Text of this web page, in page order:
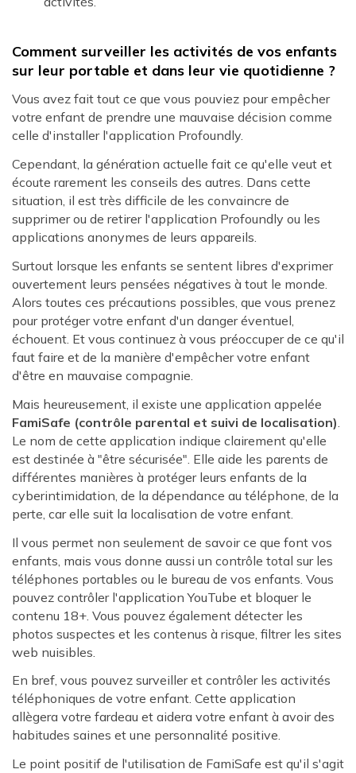
Comment surveiller les activités de vos enfants
sur leur portable et dans leur vie quotidienne ?
Vous avez fait tout ce que vous pouviez pour empêcher
votre enfant de prendre une mauvaise décision comme
celle d'installer l'application Profoundly.
Cependant, la génération actuelle fait ce qu'elle veut et
écoute rarement les conseils des autres. Dans cette
situation, il est très difficile de les convaincre de
supprimer ou de retirer l'application Profoundly ou les
applications anonymes de leurs appareils.
Surtout lorsque les enfants se sentent libres d'exprimer
ouvertement leurs pensées négatives à tout le monde.
Alors toutes ces précautions possibles, que vous prenez
pour protéger votre enfant d'un danger éventuel,
échouent. Et vous continuez à vous préoccuper de ce qu'il
faut faire et de la manière d'empêcher votre enfant
d'être en mauvaise compagnie.
Mais heureusement, il existe une application appelée
FamiSafe (contrôle parental et suivi de localisation)
Le nom de cette application indique clairement qu'elle
est destinée à "être sécurisée". Elle aide les parents de
différentes manières à protéger leurs enfants de la
cyberintimidation, de la dépendance au téléphone, de la
perte, car elle suit la localisation de votre enfant.
Il vous permet non seulement de savoir ce que font vos
enfants, mais vous donne aussi un contrôle total sur les
téléphones portables ou le bureau de vos enfants. Vous
pouvez contrôler l'application YouTube et bloquer le
contenu 18+. Vous pouvez également détecter les
photos suspectes et les contenus à risque, filtrer les sites
web nuisibles.
En bref, vous pouvez surveiller et contrôler les activités
téléphoniques de votre enfant. Cette application
allègera votre fardeau et aidera votre enfant à avoir des
habitudes saines et une personnalité positive.
Le point positif de l'utilisation de FamiSafe est qu'il s'agit